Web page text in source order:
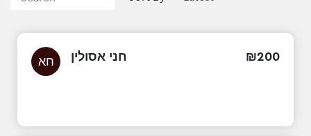
חא חני אסולין ₪200